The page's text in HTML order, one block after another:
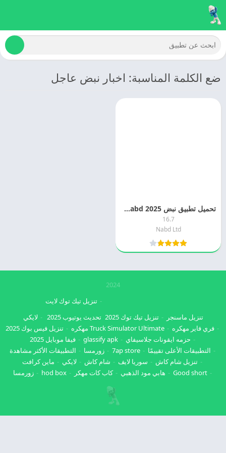
ضع الكلمة المناسبة: اخبار نبض عاجل
تحميل تطبيق نبض 2025 Nabd – اخبار العالم
16.7
Nabd Ltd
2024
تنزيل ماسنجر تنزيل تيك توك 2025
تنزيل تيك توك لايت
تحديث يوتيوب 2025
لايكي
فري فاير مهكره
Truck Simulator Ultimate مهكره
تنزيل فيس بوك 2025
حزمه ايقونات جلاسيفاي
glassify apk
فيفا موبايل 2025
التطبيقات الأعلى تقييمًا
7ap store زورمسا
التطبيقات الأكثر مشاهدة
تنزيل شام كاش
سوريا لايف شام كاش لايكي
ماين كرافت
Good short
هابي مود الذهبي كاب كات مهكر hod box زورمسا